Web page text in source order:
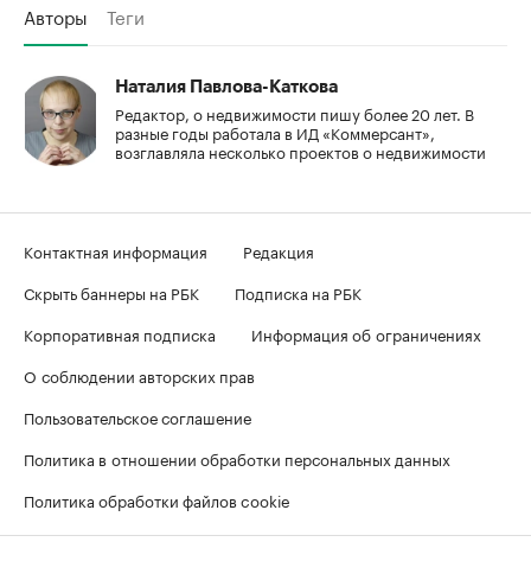
Авторы Теги
Наталия Павлова-Каткова
Редактор, о недвижимости пишу более 20 лет. В
разные годы работала в ИД «Коммерсант»,
возглавляла несколько проектов о недвижимости
Контактная информация
Редакция
Скрыть баннеры на РБК
Подписка на РБК
Корпоративная подписка
Информация об ограничениях
О соблюдении авторских прав
Пользовательское соглашение
Политика в отношении обработки персональных данных
Политика обработки файлов cookie